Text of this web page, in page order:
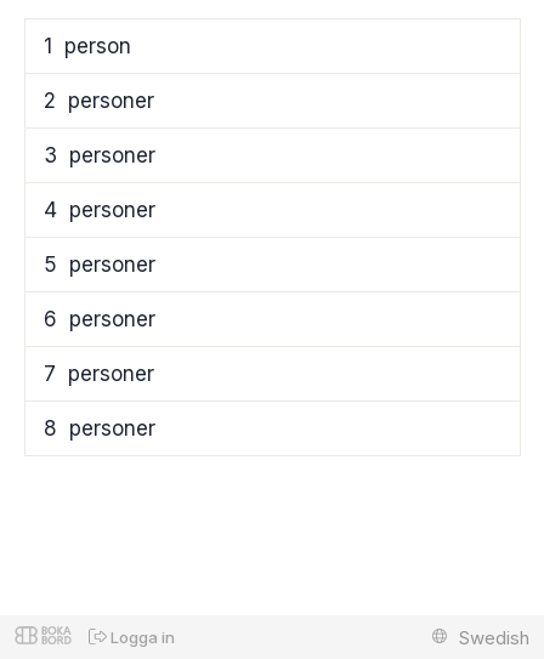
1 person
2 personer
3 personer
4 personer
5 personer
6 personer
7 personer
8 personer
Logga in Swedish